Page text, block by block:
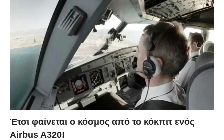
Έτσι φαίνεται ο κόσμος από το κόκπιτ ενός
Airbus A320!